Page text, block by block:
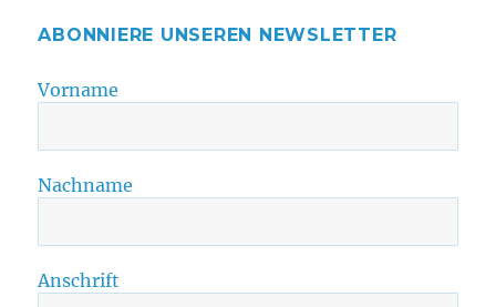
ABONNIERE UNSEREN NEWSLETTER
Vorname
Nachname
Anschrift